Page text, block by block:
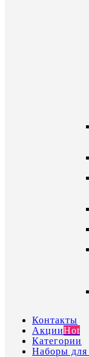
Контакты
АкцииHot
Категории
Наборы для